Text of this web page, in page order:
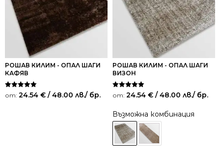
РОШАВ КИЛИМ - ОПАЛ ШАГИ
КАФЯВ
Оценено на
5.00
от: 24.54 € / 48.00 лв./ бр.
РОШАВ КИЛИМ - ОПАЛ ШАГИ
ВИЗОН
Оценено на
5.00
от: 24.54 € / 48.00 лв./ бр.
Възможна комбинация